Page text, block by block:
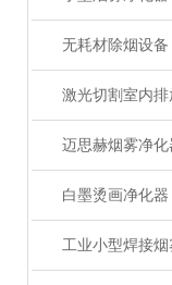
无耗材除烟设备
激光切割室内
迈思赫烟雾净化
白墨烫画净化器
工业小型焊接烟